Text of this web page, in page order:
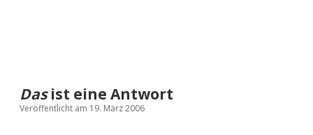
Dasist eine Antwort
Veröffentlicht am 19. März 2006